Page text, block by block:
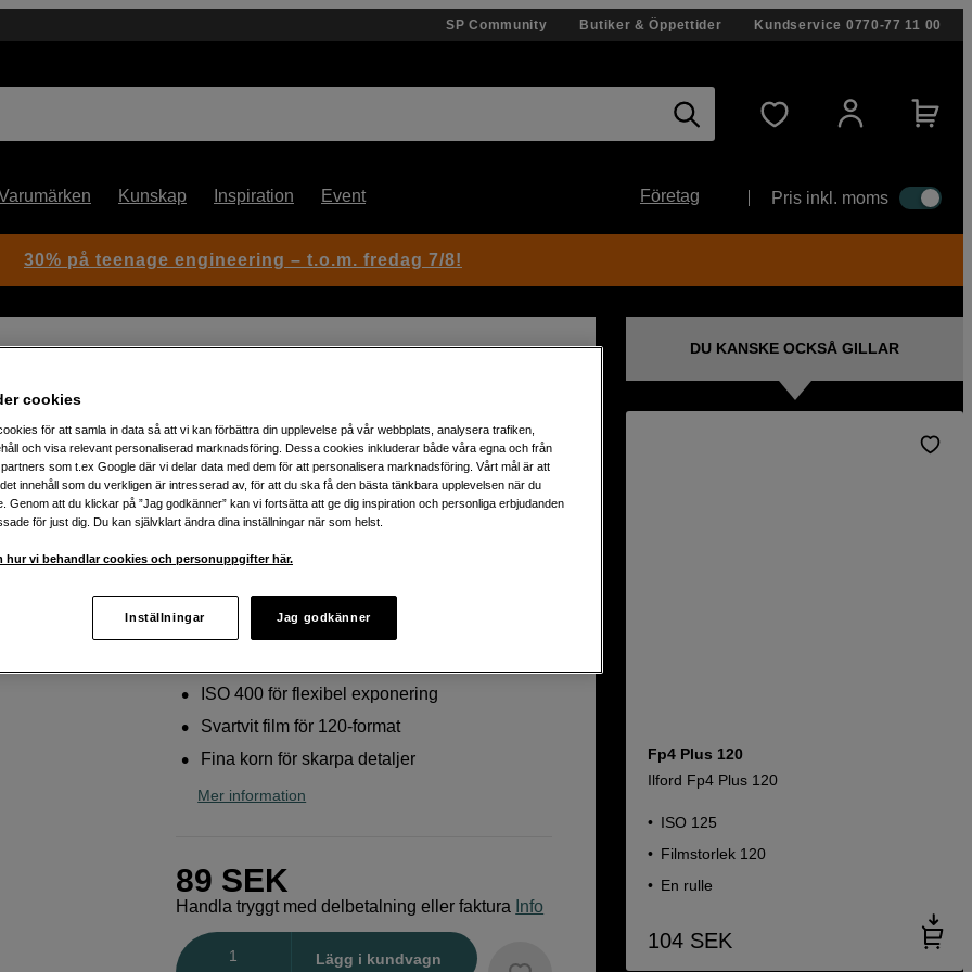
SP Community Butiker & Öppettider Kundservice 0770-77 11 00
Kunskap Inspiration Event Företag Pris inkl. moms
Artikelnummer: 1105095
400 120 film
Svartvit film för mellanformat och
klassiska bilder
Webblager:Finns i lager
Butikslager
ISO 400 för flexibel exponering
Svartvit film för 120-format
Fina korn för skarpa detaljer
Mer information
89 SEK
Handla tryggt med delbetalning eller faktura Info
Lägg i kundvagn
DU KANSKE OCKSÅ GILLAR
Fp4 Plus 120
Ilford Fp4 Plus 120
ISO 125
Filmstorlek 120
En rulle
104 SEK
30% på teenage engineering – t.o.m. fredag 7/8!
cookies
för att samla in data så att vi kan förbättra din upplevelse på vår webbplats, analysera trafiken,
och visa relevant personaliserad marknadsföring. Dessa cookies inkluderar både våra egna och från
som t.ex Google där vi delar data med dem för att personalisera marknadsföring. Vårt mål är att
innehåll som du verkligen är intresserad av, för att du ska få den bästa tänkbara upplevelsen när du
Genom att du klickar på ”Jag godkänner” kan vi fortsätta att ge dig inspiration och personliga erbjudanden
för just dig. Du kan självklart ändra dina inställningar när som helst.
hur vi behandlar cookies och personuppgifter här.
Inställningar Jag godkänner